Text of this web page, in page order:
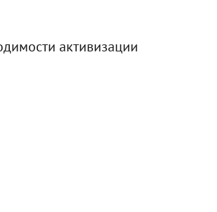
активизации